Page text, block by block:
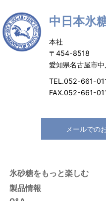
中日本氷
本社
〒454-8518
愛知県名古屋市
TEL.052-661-
FAX.052-661-
メールでの
氷砂糖をもっと楽しむ
製品情報